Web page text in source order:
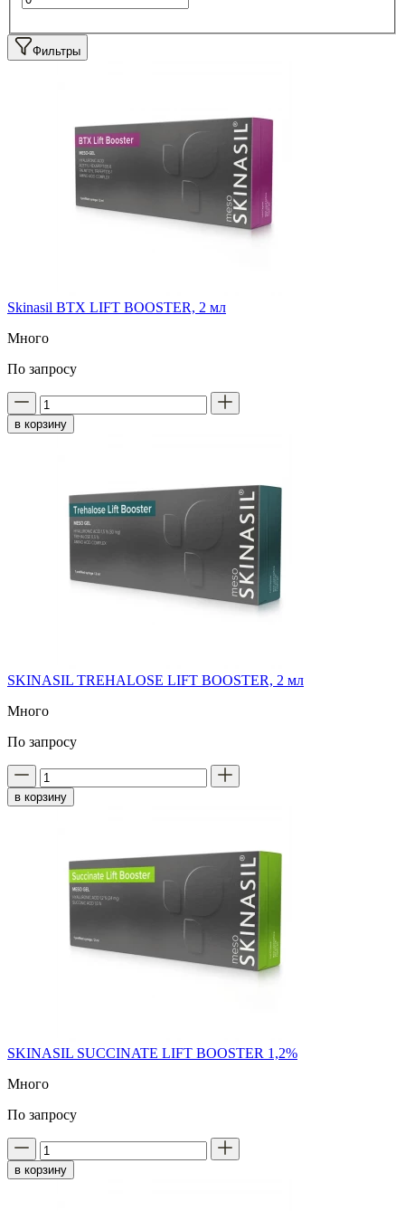
Фильтры
Skinasil BTX LIFT BOOSTER, 2 мл
Много
По запросу
в корзину
SKINASIL TREHALOSE LIFT BOOSTER, 2 мл
Много
По запросу
в корзину
SKINASIL SUCCINATE LIFT BOOSTER 1,2%
Много
По запросу
в корзину